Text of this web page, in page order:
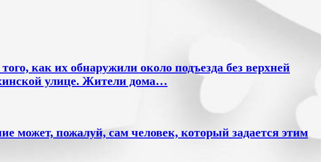
как их обнаружили около подъезда без верхней
улице. Жители дома…
может, пожалуй, сам человек, который задается этим